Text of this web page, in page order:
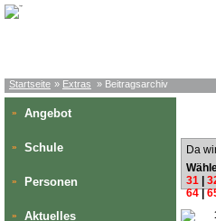
Startseite » Extras » Beitragsarchiv
» Angebot
» Schule
» Personen
» Aktuelles
Da
31
64|
#L: